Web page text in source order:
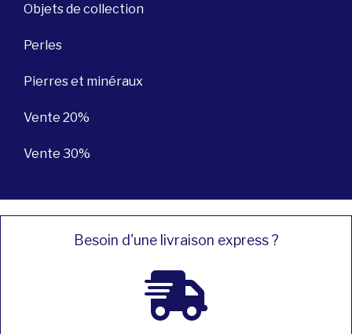
Objets de collection
Perles
Pierres et minéraux
Vente 20%
Vente 30%
Besoin d'une livraison express ?